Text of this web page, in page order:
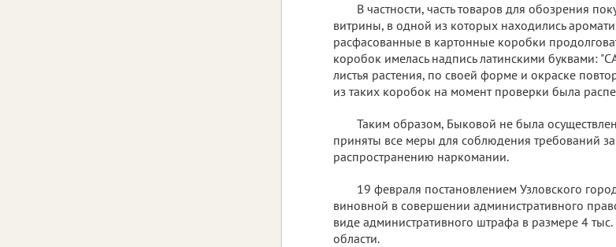
В частности, часть товаров для обозрения
витрины, в одной из которых находились
расфасованные в картонные коробки
коробок имелась надпись латинскими буквами:
листья растения, по своей форме и окраске
из таких коробок на момент проверки была
Таким образом, Быковой не была
приняты все меры для соблюдения требований
распространению наркомании.
19 февраля постановлением Узловского
виновной в совершении административного
виде административного штрафа в размере 4
области.